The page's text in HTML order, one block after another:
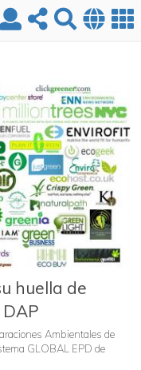
huella de
Ambientales de
GLOBAL EPD de